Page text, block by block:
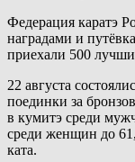
Федерация каратэ
наградами и
приехали 500
22 августа
поединки за
в кумитэ среди
среди женщин до
ката.